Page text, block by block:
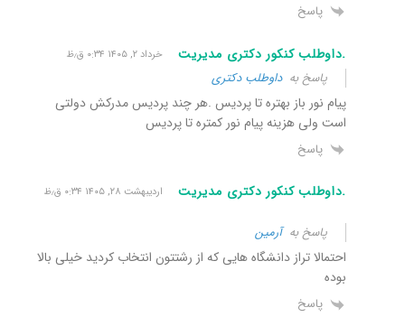
پاسخ
.داوطلب کنکور دکتری مدیریت خرداد ۲, ۱۴۰۵ ۰:۳۴ ق٫ظ
پاسخ بهداوطلب دکتری
پیام نور باز بهتره تا پردیس .هر چند پردیس مدرکش دولتی
است ولی هزینه پیام نور کمتره تا پردیس
پاسخ
.داوطلب کنکور دکتری مدیریت اردیبهشت ۲۸, ۱۴۰۵ ۰:۳۴ ق٫ظ
پاسخ بهآرمین
احتمالا تراز دانشگاه هایی که از رشتتون انتخاب کردید خیلی بالا
بوده
پاسخ